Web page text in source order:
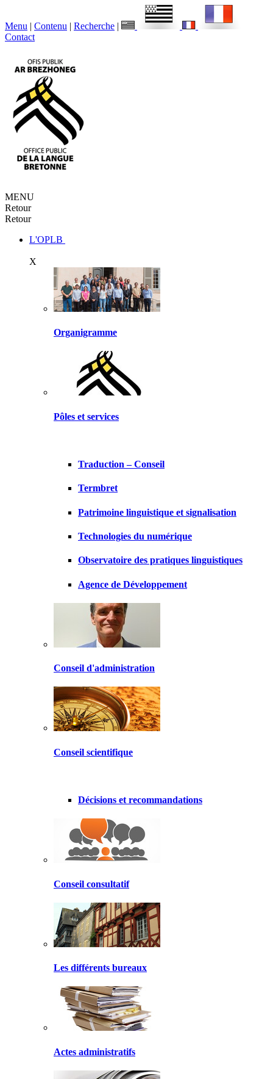
Menu | Contenu | Recherche |
Contact
MENU
Retour
Retour
L'OPLB
X
Organigramme
Pôles et services
Traduction – Conseil
Termbret
Patrimoine linguistique et signalisation
Technologies du numérique
Observatoire des pratiques linguistiques
Agence de Développement
Conseil d'administration
Conseil scientifique
Décisions et recommandations
Conseil consultatif
Les différents bureaux
Actes administratifs